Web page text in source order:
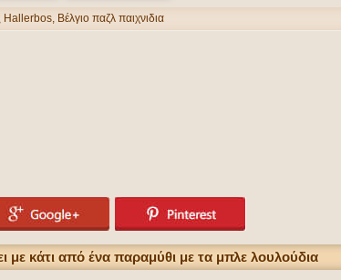
Βέλγιο παζλ παιχνιδια
κάτι από ένα παραμύθι με τα μπλε λουλούδια